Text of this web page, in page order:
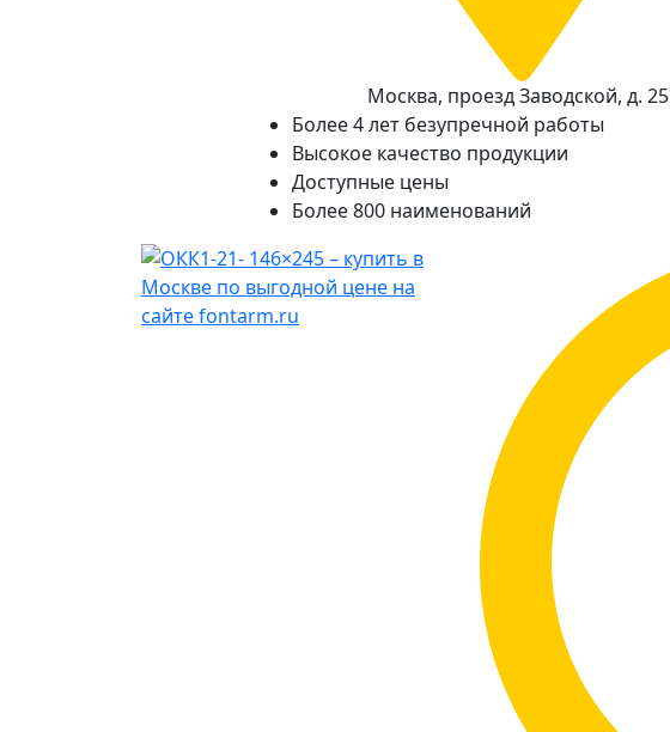
Москва, проезд Заводской, д. 25
Более 4 лет безупречной работы
Высокое качество продукции
Доступные цены
Более 800 наименований